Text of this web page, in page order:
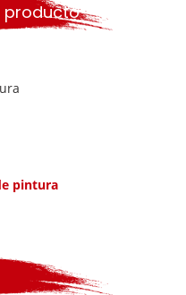
producto
pintura